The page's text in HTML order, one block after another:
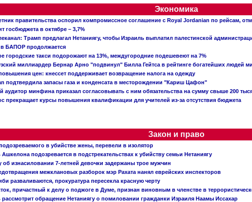
Экономика
правительства оспорил компромиссное соглашение с Royal Jordanian по рейсам,
госбюджета в октябре – 3,7%
Трамп предлагал Нетаниягу, чтобы Израиль выплатил палестинской
в БАПОР продолжается
городские такси подорожают на 13%, междугородние подешевеют на 7%
миллиардер Бернар Арно "подвинул" Билла Гейтса в рейтинге богатейших людей
цен: кнессет поддерживает возвращение налога на одежду
подтвердила запасы газа и конденсата в месторождении "Кариш Цафон"
аудитор минфина приказал согласовывать с ним обязательства на сумму свыше 200
прекращает курсы повышения квалификации для учителей из-за отсутствия бюджета
Закон и право
в убийстве жены, перевели в изолятор
подозревается в подстрекательствах к убийству семьи Нетаниягу
об изнасиловании 7-летней девочки задержаны трое мужчин
межклановых разборок мэр Рахата нанял еврейских инспекторов
разваливаются, прокуратура пересекла красную черту
причастный к делу о поджоге в Думе, признан виновным в членстве в
рассмотрит обращение Нетаниягу о помиловании гражданки Израиля Наамы Иссахар